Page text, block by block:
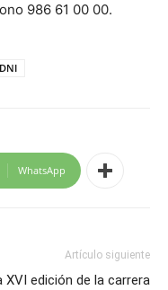
986 61 00 00.
DNI
WhatsApp
Artículo siguiente
XVI edición de la carrera